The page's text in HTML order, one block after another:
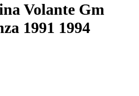
Volante Gm
1991 1994